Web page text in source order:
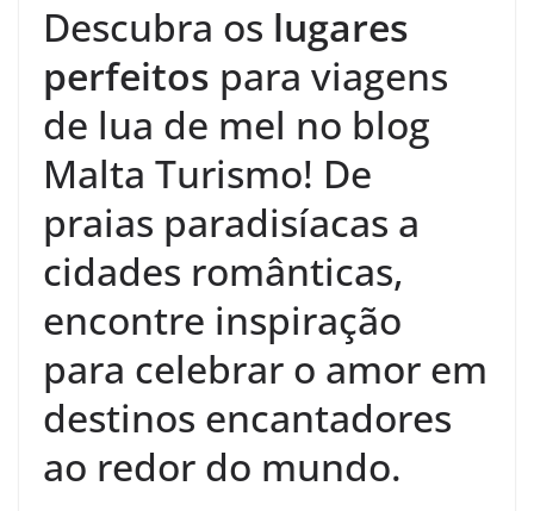
Descubra os lugares
perfeitos para viagens
de lua de mel no blog
Malta Turismo! De
praias paradisíacas a
cidades românticas,
encontre inspiração
para celebrar o amor em
destinos encantadores
ao redor do mundo.